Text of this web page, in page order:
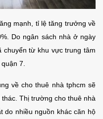
mạnh, tỉ lệ tăng trưởng về
Do ngân sách nhà ở ngày
chuyển từ khu vực trung tâm
7.
về cho thuê nhà tphcm sẽ
Thị trường cho thuê nhà
do nhiều nguồn khác căn hộ